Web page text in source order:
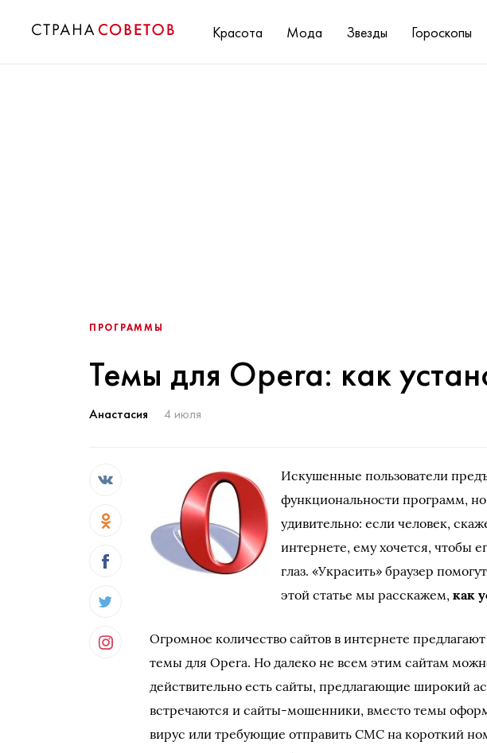
Красота Мода Звезды Гороскопы
ПРОГРАММЫ
Темы для Opera: как
Анастасия 4 июля
Искушенные пользователи
функциональности программ,
удивительно: если человек,
интернете, ему хочется, чтобы
глаз. «Украсить» браузер
этой статье мы расскажем,как
Огромное количество сайтов в интернете
темы для Opera. Но далеко не всем этим сайтам
действительно есть сайты, предлагающие широкий
встречаются и сайты-мошенники, вместо темы
вирус или требующие отправить СМС на короткий